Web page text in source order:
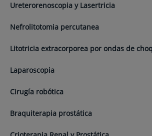
Ureterorenoscopia y Lasertricia
Nefrolitotomia percutanea
Litotricia extracorporea por ondas de
Laparoscopia
Cirugía robótica
Braquiterapia prostática